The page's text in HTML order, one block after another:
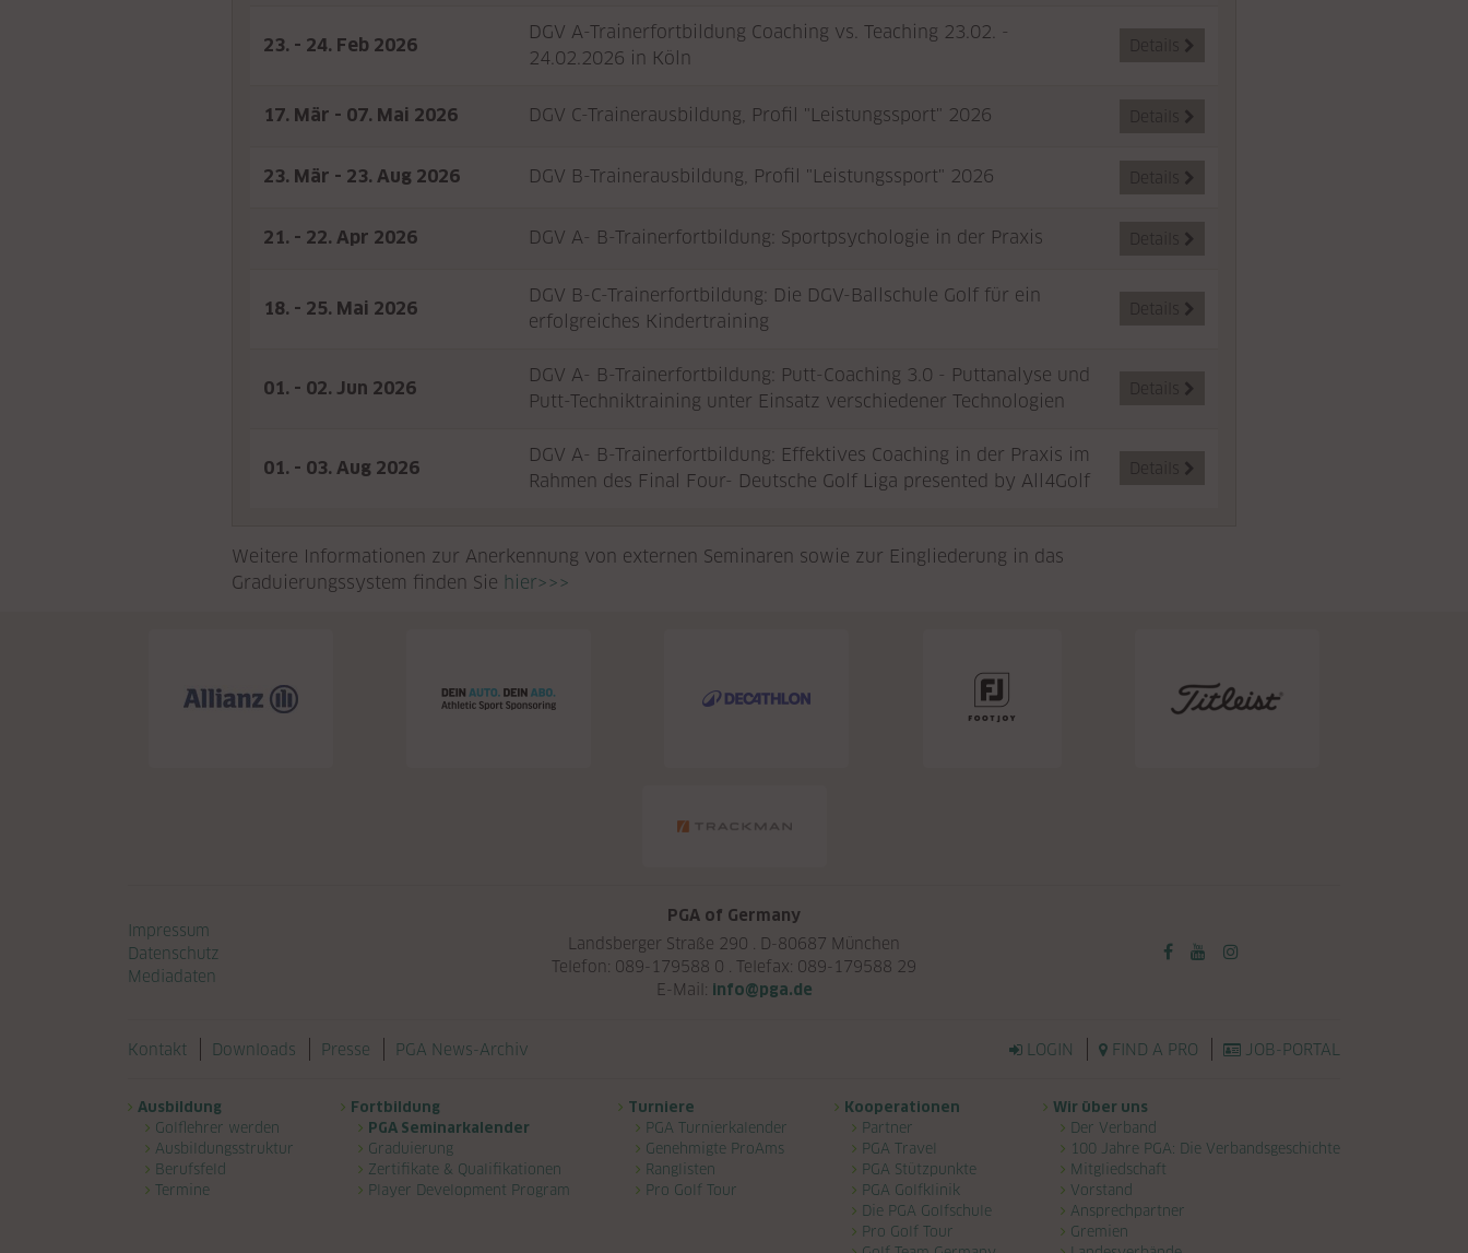
23. - 24. Feb 2026
DGV A-Trainerfortbildung Coaching vs. Teaching 23.02. -
24.02.2026 in Köln
Details 
17. Mär - 07. Mai 2026 DGV C-Trainerausbildung, Profil "Leistungssport" 2026 Details 
23. Mär - 23. Aug 2026 DGV B-Trainerausbildung, Profil "Leistungssport" 2026 Details 
21. - 22. Apr 2026 DGV A- B-Trainerfortbildung: Sportpsychologie in der Praxis Details 
18. - 25. Mai 2026
DGV B-C-Trainerfortbildung: Die DGV-Ballschule Golf für ein
erfolgreiches Kindertraining
Details 
01. - 02. Jun 2026
DGV A- B-Trainerfortbildung: Putt-Coaching 3.0 - Puttanalyse und
Putt-Techniktraining unter Einsatz verschiedener Technologien
Details 
01. - 03. Aug 2026
DGV A- B-Trainerfortbildung: Effektives Coaching in der Praxis im
Rahmen des Final Four- Deutsche Golf Liga presented by All4Golf
Details 
Weitere Informationen zur Anerkennung von externen Seminaren sowie zur Eingliederung in das
Graduierungssystem finden Sie hier>>>
Navigation überspringen
Impressum
Datenschutz
Mediadaten
PGA of Germany
Landsberger Straße 290 . D-80687 München
Telefon: 089-179588 0 . Telefax: 089-179588 29
E-Mail:
info@pga.de
Navigation überspringen
Kontakt Downloads Presse PGA News-Archiv LOGIN FIND A PRO JOB-PORTAL
Navigation überspringen
Ausbildung
Golflehrer werden
Ausbildungsstruktur
Berufsfeld
Termine
Fortbildung
PGA Seminarkalender
Graduierung
Zertifikate & Qualifikationen
Player Development Program
Turniere
PGA Turnierkalender
Genehmigte ProAms
Ranglisten
Pro Golf Tour
Kooperationen
Partner
PGA Travel
PGA Stützpunkte
PGA Golfklinik
Die PGA Golfschule
Pro Golf Tour
Wir über uns
Der Verband
100 Jahre PGA: Die Verbandsgeschichte
Mitgliedschaft
Vorstand
Ansprechpartner
Gremien